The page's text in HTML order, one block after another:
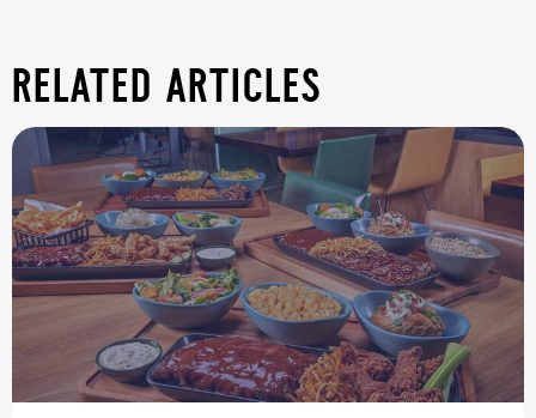
related articles